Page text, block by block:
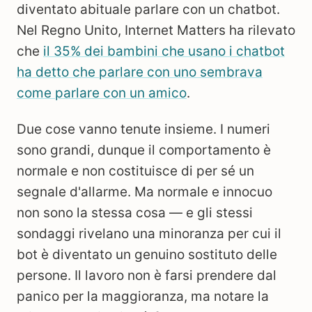
diventato abituale parlare con un chatbot.
Nel Regno Unito, Internet Matters ha rilevato
che il 35% dei bambini che usano i chatbot
ha detto che parlare con uno sembrava
come parlare con un amico.
Due cose vanno tenute insieme. I numeri
sono grandi, dunque il comportamento è
normale e non costituisce di per sé un
segnale d'allarme. Ma normale e innocuo
non sono la stessa cosa — e gli stessi
sondaggi rivelano una minoranza per cui il
bot è diventato un genuino sostituto delle
persone. Il lavoro non è farsi prendere dal
panico per la maggioranza, ma notare la